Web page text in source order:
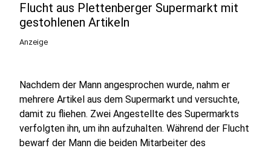
Flucht aus Plettenberger Supermarkt mit
gestohlenen Artikeln
Anzeige
Nachdem der Mann angesprochen wurde, nahm er
mehrere Artikel aus dem Supermarkt und versuchte,
damit zu fliehen. Zwei Angestellte des Supermarkts
verfolgten ihn, um ihn aufzuhalten. Während der Flucht
bewarf der Mann die beiden Mitarbeiter des